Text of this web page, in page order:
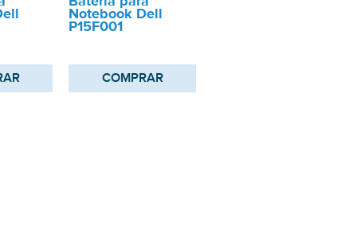
Notebook Dell
P15F001
COMPRAR